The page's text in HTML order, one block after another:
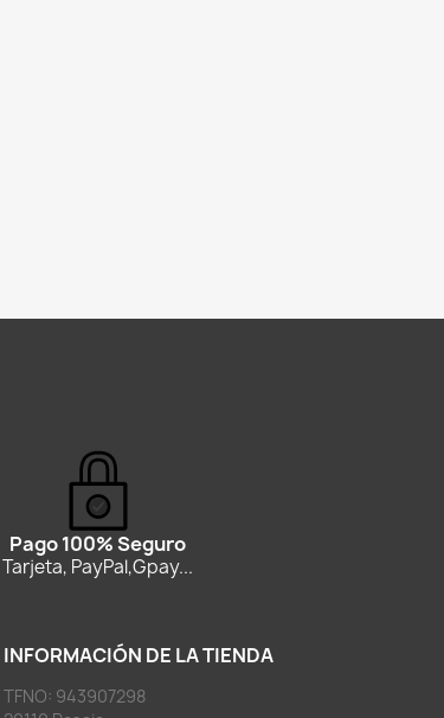
Pago 100% Seguro
Tarjeta, PayPal,Gpay...
INFORMACIÓN DE LA TIENDA
TFNO: 943907298